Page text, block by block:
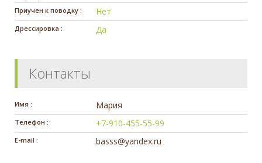
Приучен к поводку : Нет
Дрессировка : Да
Контакты
Имя : Мария
Телефон : +7-910-455-55-99
E-mail : basss@yandex.ru